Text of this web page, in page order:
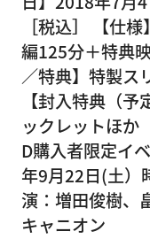
［税込］ 【仕
編125分＋特典
／特典】特製ス
【封入特典（
ックレットほか
D購入者限定イ
年9月22日(土）
演：増田俊樹、
キャニオン